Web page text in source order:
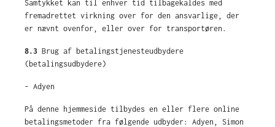
Samtykket kan til enhver tid tilbagekaldes med
fremadrettet virkning over for den ansvarlige, der
er nævnt ovenfor, eller over for transportøren.
8.3 Brug af betalingstjenesteudbydere
(betalingsudbydere)
- Adyen
På denne hjemmeside tilbydes en eller flere online
betalingsmetoder fra følgende udbyder: Adyen, Simon